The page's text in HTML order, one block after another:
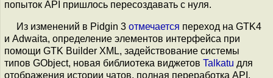
попыток API пришлось пересоздавать с нуля.
Из изменений в Pidgin 3 отмечается переход на GTK4
и Adwaita, определение элементов интерфейса при
помощи GTK Builder XML, задействование системы
типов GObject, новая библиотека виджетов Talkatu для
отображения истории чатов, полная переработка API,